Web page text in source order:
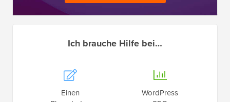
Ich brauche Hilfe bei…
Einen
WordPress